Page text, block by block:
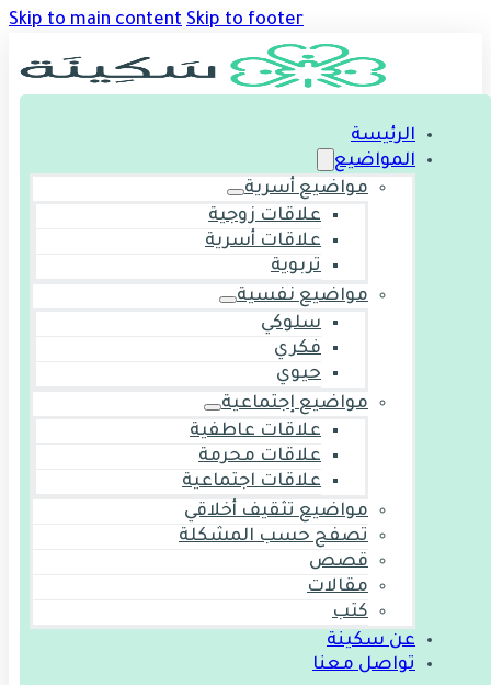
Skip to main content Skip to footer
الرئيسة
المواضيع
مواضيع أسرية
علاقات زوجية
علاقات أسرية
تربوية
مواضيع نفسية
سلوكي
فكري
حيوي
مواضيع إجتماعية
علاقات عاطفية
علاقات محرمة
علاقات اجتماعية
مواضيع تثقيف أخلاقي
تصفح حسب المشكلة
قصص
مقالات
كتب
عن سكينة
تواصل معنا